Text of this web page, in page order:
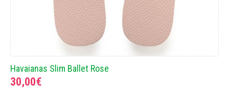
Havaianas Slim Ballet Rose
30,00€